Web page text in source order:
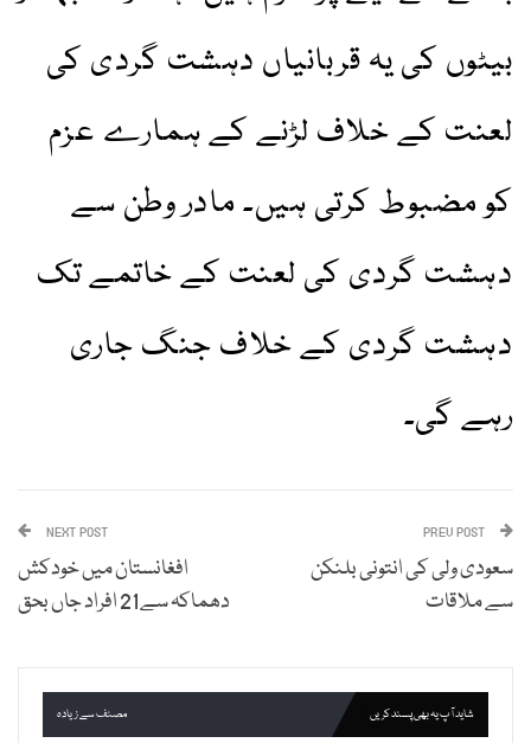
بیٹوں کی یہ قربانیاں دہشت گردی کی
لعنت کے خلاف لڑنے کے ہمارے عزم
کو مضبوط کرتی ہیں۔ مادر وطن سے
دہشت گردی کی لعنت کے خاتمے تک
دہشت گردی کے خلاف جنگ جاری
رہے گی۔
سعودی ولی کی انتونی بلنکن
سے ملاقات
NEXT POST
افغانستان میں خودکش
دھماکہ سے21 افراد جاں بحق
شاید آپ یہ بھی پسند کریں مصنف سے زیادہ